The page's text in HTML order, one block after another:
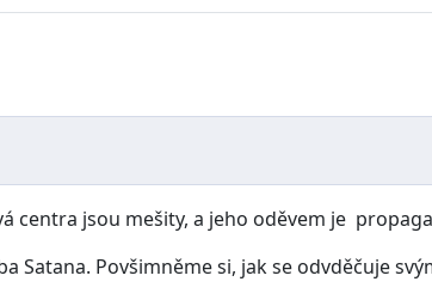
centra jsou mešity, a jeho oděvem je
Satana. Povšimněme si, jak se odvděčuje